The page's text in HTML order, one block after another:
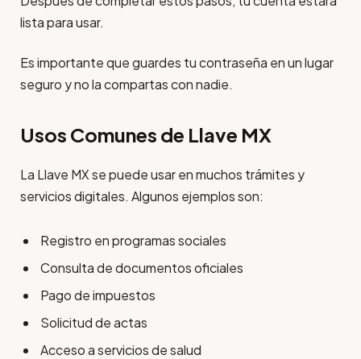
lista para usar.
Es importante que guardes tu contraseña en un lugar
seguro y no la compartas con nadie.
Usos Comunes de Llave MX
La Llave MX se puede usar en muchos trámites y
servicios digitales. Algunos ejemplos son:
Registro en programas sociales
Consulta de documentos oficiales
Pago de impuestos
Solicitud de actas
Acceso a servicios de salud